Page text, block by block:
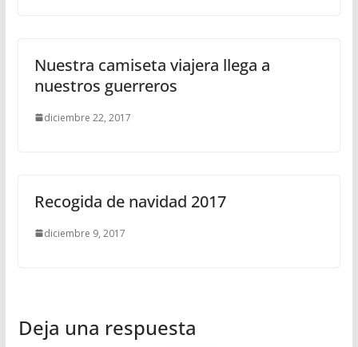
Nuestra camiseta viajera llega a
nuestros guerreros
diciembre 22, 2017
Recogida de navidad 2017
diciembre 9, 2017
Deja una respuesta